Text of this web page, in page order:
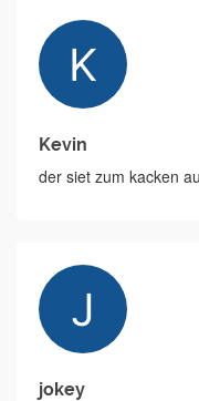
Kevin
der siet zum kacken
jokey